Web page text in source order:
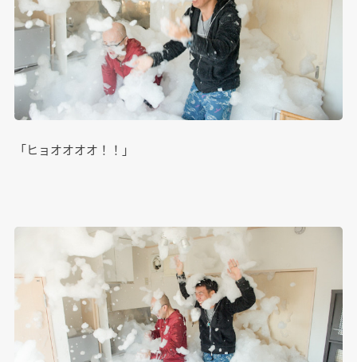
「ヒョオオオオ！！」